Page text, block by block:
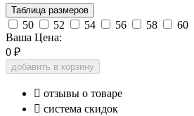
Таблица размеров
50 52 54 56 58
60
Ваша Цена:
0 ₽
добавить в корзину
 отзывы о товаре
 система скидок